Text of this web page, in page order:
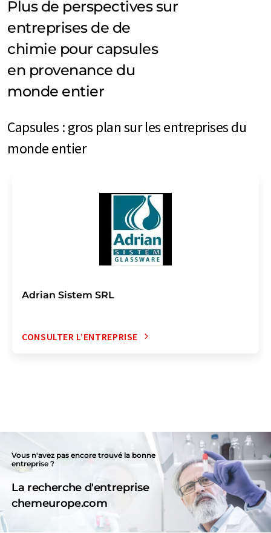
Plus de perspectives sur
entreprises de de
chimie pour capsules
en provenance du
monde entier
Capsules : gros plan sur les entreprises du
monde entier
Adrian Sistem SRL
CONSULTER L’ENTREPRISE
Vous n'avez pas encore trouvé la bonne
entreprise ?
La recherche d'entreprise
chemeurope.com